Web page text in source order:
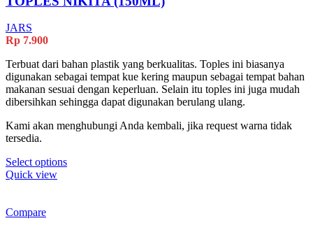
JARS
Rp 7.900
Terbuat dari bahan plastik yang berkualitas. Toples ini biasanya
digunakan sebagai tempat kue kering maupun sebagai tempat bahan
makanan sesuai dengan keperluan. Selain itu toples ini juga mudah
dibersihkan sehingga dapat digunakan berulang ulang.
Kami akan menghubungi Anda kembali, jika request warna tidak
tersedia.
Select optionsThis
Quick view
Compare